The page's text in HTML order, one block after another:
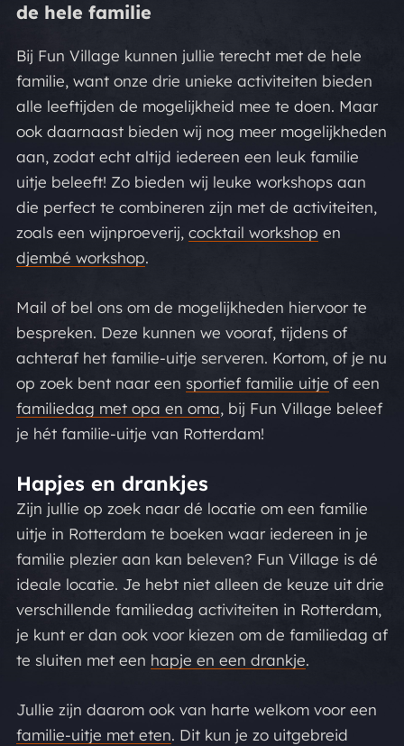
de hele familie
Bij Fun Village kunnen jullie terecht met de hele
familie, want onze drie unieke activiteiten bieden
alle leeftijden de mogelijkheid mee te doen. Maar
ook daarnaast bieden wij nog meer mogelijkheden
aan, zodat echt altijd iedereen een leuk familie
uitje beleeft! Zo bieden wij leuke workshops aan
die perfect te combineren zijn met de activiteiten,
zoals een wijnproeverij, cocktail workshop en
djembé workshop.
Mail of bel ons om de mogelijkheden hiervoor te
bespreken. Deze kunnen we vooraf, tijdens of
achteraf het familie-uitje serveren. Kortom, of je nu
op zoek bent naar een sportief familie uitje of een
familiedag met opa en oma, bij Fun Village beleef
je hét familie-uitje van Rotterdam!
Hapjes en drankjes
Zijn jullie op zoek naar dé locatie om een familie
uitje in Rotterdam te boeken waar iedereen in je
familie plezier aan kan beleven? Fun Village is dé
ideale locatie. Je hebt niet alleen de keuze uit drie
verschillende familiedag activiteiten in Rotterdam,
je kunt er dan ook voor kiezen om de familiedag af
te sluiten met een hapje en een drankje.
Jullie zijn daarom ook van harte welkom voor een
familie-uitje met eten. Dit kun je zo uitgebreid